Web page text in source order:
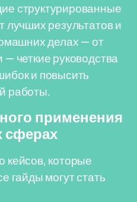
структурированные
лучших результатов и
делах — от
четкие руководства
и повысить
работы.
применения
сферах
кейсов, которые
гайды могут стать